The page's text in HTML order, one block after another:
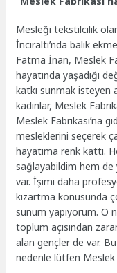
Mesleği tekstilcilik
İnciraltı’nda balık
Fatma İnan, Meslek
hayatında yaşadığı
katkı sunmak
kadınlar, Meslek
Meslek Fabrikası’na
mesleklerini seçerek
hayatıma renk kattı.
sağlayabildim hem de
var. İşimi daha
kızartma konusunda
sunum yapıyorum. O
toplum açısından
alan gençler de var.
nedenle lütfen Meslek